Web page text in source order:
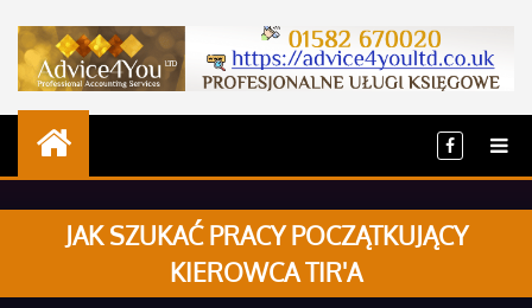
JAK SZUKAĆ PRACY POCZĄTKUJĄCY
KIEROWCA TIR'A